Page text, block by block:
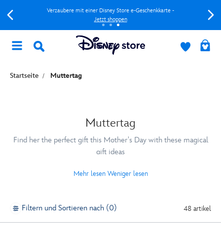
Verzaubere mit einer Disney Store e-Geschenkkarte -
Jetzt shoppen
Startseite Muttertag
Muttertag
Find her the perfect gift this Mother's Day with these magical
gift ideas
Mehr lesen Weniger lesen
Filtern und Sortieren nach (0) 48 artikel